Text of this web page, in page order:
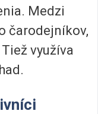
Medzi
čarodejníkov,
využíva